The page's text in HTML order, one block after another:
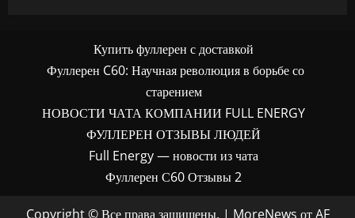
Купить фуллерен с доставкой
Фуллерен C60: Научная революция в борьбе со
старением
НОВОСТИ ЧАТА КОМПАНИИ FULL ENERGY
ФУЛЛЕРЕН ОТЗЫВЫ ЛЮДЕЙ
Full Energy — новости из чата
Фуллерен С60 Отзывы 2
Copyright © Все права защищены. | MoreNews от AF